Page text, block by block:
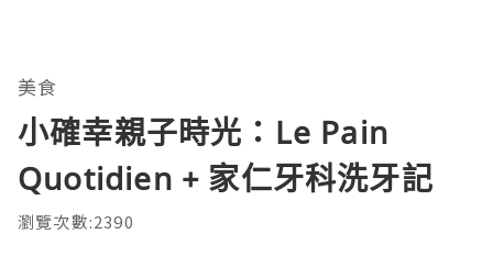
美食
小確幸親子時光：Le Pain
Quotidien + 家仁牙科洗牙記
瀏覽次數:2390